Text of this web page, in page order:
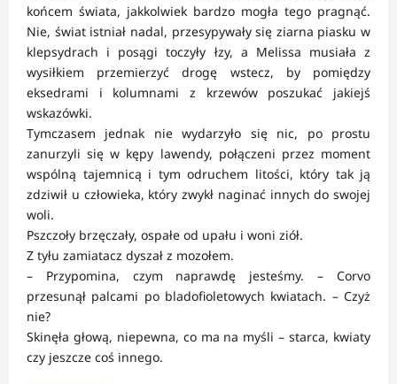
końcem świata, jakkolwiek bardzo mogła tego pragnąć.
Nie, świat istniał nadal, przesypywały się ziarna piasku w
klepsydrach i posągi toczyły łzy, a Melissa musiała z
wysiłkiem przemierzyć drogę wstecz, by pomiędzy
eksedrami i kolumnami z krzewów poszukać jakiejś
wskazówki.
Tymczasem jednak nie wydarzyło się nic, po prostu
zanurzyli się w kępy lawendy, połączeni przez moment
wspólną tajemnicą i tym odruchem litości, który tak ją
zdziwił u człowieka, który zwykł naginać innych do swojej
woli.
Pszczoły brzęczały, ospałe od upału i woni ziół.
Z tyłu zamiatacz dyszał z mozołem.
– Przypomina, czym naprawdę jesteśmy. – Corvo
przesunął palcami po bladofioletowych kwiatach. – Czyż
nie?
Skinęła głową, niepewna, co ma na myśli – starca, kwiaty
czy jeszcze coś innego.